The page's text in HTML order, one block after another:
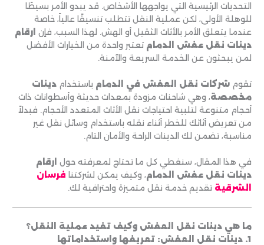
التحديات الرئيسية التي يواجهها الأشخاص. قد يبدو الأمر بسيطًا
للوهلة الأولى، لكن عملية النقل تتطلب تنسيقًا عالياً، خاصة
عندما يتعلق الأمر بالأثاث الثقيل أو الهش. لهذا السبب، فإن ارقام
دينات نقل عفش الدمام تعتبر واحدة من الخيارات الأفضل
لمن يبحثون عن الخدمة السريعة والآمنة.
تقومشركات نقل العفش في الدمام باستخدامدينات
مخصصة، وهي شاحنات مزودة بمعدات حديثة وأسطوانات ذات
أحجام متنوعة لتلبية احتياجات نقل الأثاث المتعدد الأحجام. فبدلاً
من تعريض أثاثك للخطر أثناء نقله باستخدام وسائل نقل غير
مناسبة، تضمن لك الدينات الراحة والأمان التام.
في هذا المقال، سنغطي كل ما تحتاج لمعرفته حول ارقام
دينات نقل عفش الدمام، وكيف يمكن لشركتنا فرسان
الشرقية تقديم خدمة نقل متميزة واحترافية لك.
ما هي دينات نقل العفش وكيف تفيد عملية النقل؟
1. دينات نقل العفش: تعريفها واستخداماتها